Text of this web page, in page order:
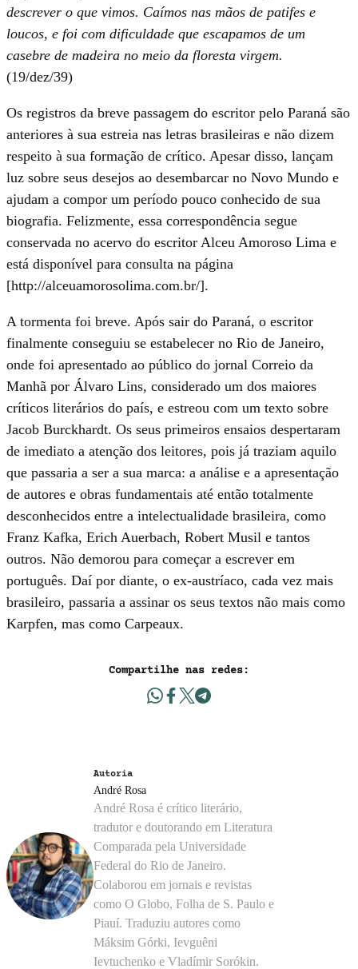
descrever o que vimos. Caímos nas mãos de patifes e
loucos, e foi com dificuldade que escapamos de um
casebre de madeira no meio da floresta virgem.
(19/dez/39)
Os registros da breve passagem do escritor pelo Paraná são
anteriores à sua estreia nas letras brasileiras e não dizem
respeito à sua formação de crítico. Apesar disso, lançam
luz sobre seus desejos ao desembarcar no Novo Mundo e
ajudam a compor um período pouco conhecido de sua
biografia. Felizmente, essa correspondência segue
conservada no acervo do escritor Alceu Amoroso Lima e
está disponível para consulta na página
[http://alceuamorosolima.com.br/].
A tormenta foi breve. Após sair do Paraná, o escritor
finalmente conseguiu se estabelecer no Rio de Janeiro,
onde foi apresentado ao público do jornal Correio da
Manhã por Álvaro Lins, considerado um dos maiores
críticos literários do país, e estreou com um texto sobre
Jacob Burckhardt. Os seus primeiros ensaios despertaram
de imediato a atenção dos leitores, pois já traziam aquilo
que passaria a ser a sua marca: a análise e a apresentação
de autores e obras fundamentais até então totalmente
desconhecidos entre a intelectualidade brasileira, como
Franz Kafka, Erich Auerbach, Robert Musil e tantos
outros. Não demorou para começar a escrever em
português. Daí por diante, o ex-austríaco, cada vez mais
brasileiro, passaria a assinar os seus textos não mais como
Karpfen, mas como Carpeaux.
Compartilhe nas redes:
Autoria
André Rosa
André Rosa é crítico literário,
tradutor e doutorando em Literatura
Comparada pela Universidade
Federal do Rio de Janeiro.
Colaborou em jornais e revistas
como O Globo, Folha de S. Paulo e
Piauí. Traduziu autores como
Máksim Górki, Ievguêni
Ievtuchenko e Vladímir Sorókin.